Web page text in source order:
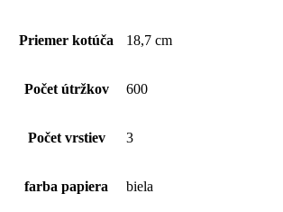
Priemer kotúča 18,7 cm
Počet útržkov 600
Počet vrstiev 3
farba papiera biela